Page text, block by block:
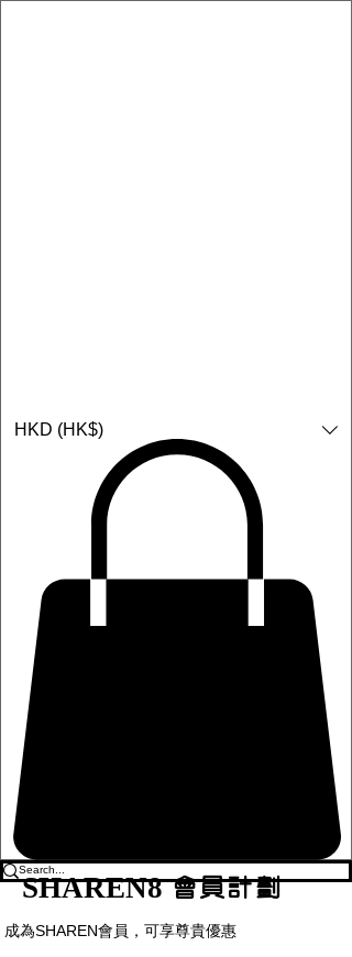
HKD (HK$)
SHAREN8 會員計劃
成為SHAREN會員，可享尊貴優惠